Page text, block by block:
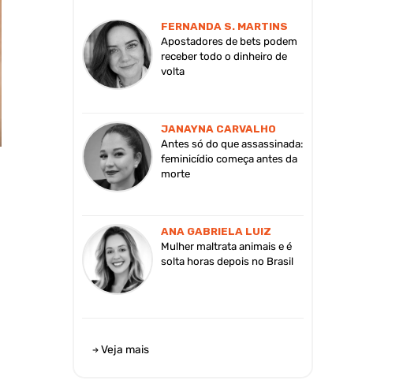
FERNANDA S. MARTINS
Apostadores de bets podem
receber todo o dinheiro de
volta
JANAYNA CARVALHO
Antes só do que assassinada:
feminicídio começa antes da
morte
ANA GABRIELA LUIZ
Mulher maltrata animais e é
solta horas depois no Brasil
Veja mais